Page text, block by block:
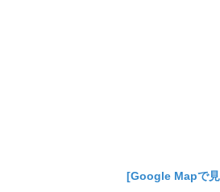
[Google Mapで